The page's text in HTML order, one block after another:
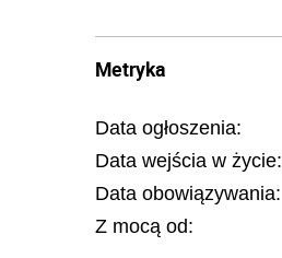
Metryka
Data ogłoszenia:
Data wejścia w życie:
Data obowiązywania:
Z mocą od: